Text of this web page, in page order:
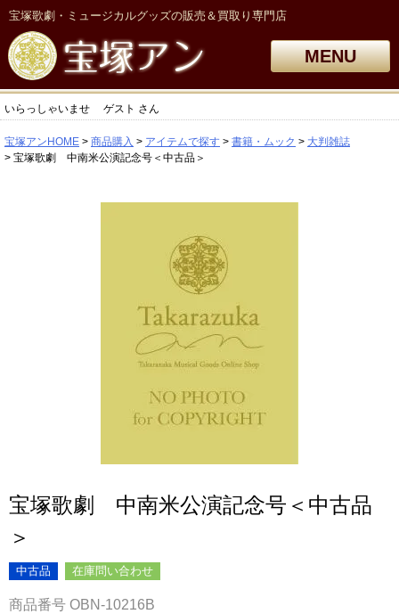
宝塚歌劇・ミュージカルグッズの販売＆買取り専門店
MENU
いらっしゃいませ ゲスト さん
宝塚アンHOME 商品購入 アイテムで探す 書籍・ムック
大判雑誌
宝塚歌劇 中南米公演記念号＜中古品＞
宝塚歌劇 中南米公演記念号＜中古品
＞
中古品 在庫問い合わせ
商品番号 OBN-10216B